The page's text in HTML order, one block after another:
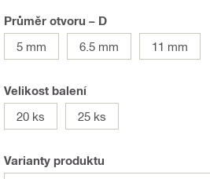
Průměr otvoru – D
5 mm
6.5 mm 11 mm
Velikost balení
20 ks
25 ks
Varianty produktu